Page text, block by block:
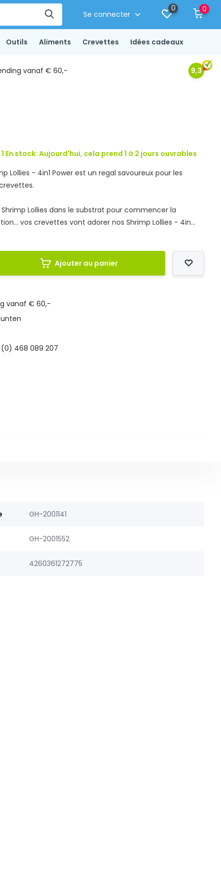
Se connecter
0 0
Outils Aliments Crevettes Idées cadeaux
vanaf € 60,- 9,3
1 En stock: Aujourd'hui, cela prend 1 à 2 jours ouvrables
Lollies - 4in1 Power est un regal savoureux pour les
Lollies dans le substrat pour commencer la
vos crevettes vont adorer nos Shrimp Lollies - 4in...
Ajouter au panier
vanaf € 60,-
(0) 468 089 207
GH-2001141
GH-2001552
4260361272775